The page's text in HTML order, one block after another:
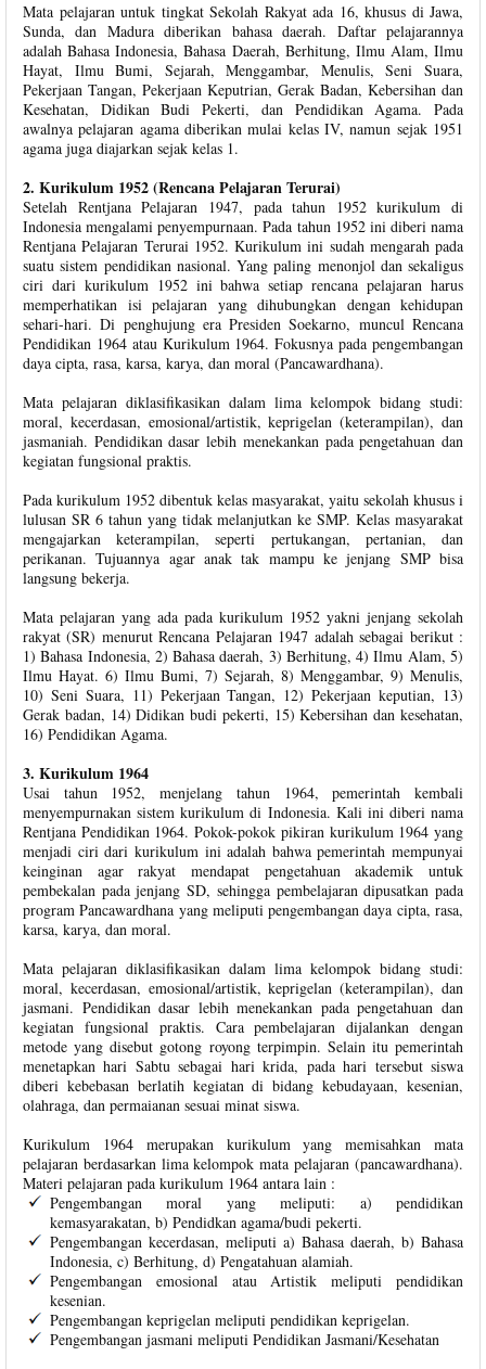
Mata pelajaran untuk tingkat Sekolah Rakyat ada 16, khusus di Jawa,
Sunda, dan Madura diberikan bahasa daerah. Daftar pelajarannya
adalah Bahasa Indonesia, Bahasa Daerah, Berhitung, Ilmu Alam, Ilmu
Hayat, Ilmu Bumi, Sejarah, Menggambar, Menulis, Seni Suara,
Pekerjaan Tangan, Pekerjaan Keputrian, Gerak Badan, Kebersihan dan
Kesehatan, Didikan Budi Pekerti, dan Pendidikan Agama. Pada
awalnya pelajaran agama diberikan mulai kelas IV, namun sejak 1951
agama juga diajarkan sejak kelas 1.
2. Kurikulum 1952 (Rencana Pelajaran Terurai)
Setelah Rentjana Pelajaran 1947, pada tahun 1952 kurikulum di
Indonesia mengalami penyempurnaan. Pada tahun 1952 ini diberi nama
Rentjana Pelajaran Terurai 1952. Kurikulum ini sudah mengarah pada
suatu sistem pendidikan nasional. Yang paling menonjol dan sekaligus
ciri dari kurikulum 1952 ini bahwa setiap rencana pelajaran harus
memperhatikan isi pelajaran yang dihubungkan dengan kehidupan
sehari-hari. Di penghujung era Presiden Soekarno, muncul Rencana
Pendidikan 1964 atau Kurikulum 1964. Fokusnya pada pengembangan
daya cipta, rasa, karsa, karya, dan moral (Pancawardhana).
Mata pelajaran diklasifikasikan dalam lima kelompok bidang studi:
moral, kecerdasan, emosional/artistik, keprigelan (keterampilan), dan
jasmaniah. Pendidikan dasar lebih menekankan pada pengetahuan dan
kegiatan fungsional praktis.
Pada kurikulum 1952 dibentuk kelas masyarakat, yaitu sekolah khusus i
lulusan SR 6 tahun yang tidak melanjutkan ke SMP. Kelas masyarakat
mengajarkan keterampilan, seperti pertukangan, pertanian, dan
perikanan. Tujuannya agar anak tak mampu ke jenjang SMP bisa
langsung bekerja.
Mata pelajaran yang ada pada kurikulum 1952 yakni jenjang sekolah
rakyat (SR) menurut Rencana Pelajaran 1947 adalah sebagai berikut :
1) Bahasa Indonesia, 2) Bahasa daerah, 3) Berhitung, 4) Ilmu Alam, 5)
Ilmu Hayat. 6) Ilmu Bumi, 7) Sejarah, 8) Menggambar, 9) Menulis,
10) Seni Suara, 11) Pekerjaan Tangan, 12) Pekerjaan keputian, 13)
Gerak badan, 14) Didikan budi pekerti, 15) Kebersihan dan kesehatan,
16) Pendidikan Agama.
3. Kurikulum 1964
Usai tahun 1952, menjelang tahun 1964, pemerintah kembali
menyempurnakan sistem kurikulum di Indonesia. Kali ini diberi nama
Rentjana Pendidikan 1964. Pokok-pokok pikiran kurikulum 1964 yang
menjadi ciri dari kurikulum ini adalah bahwa pemerintah mempunyai
keinginan agar rakyat mendapat pengetahuan akademik untuk
pembekalan pada jenjang SD, sehingga pembelajaran dipusatkan pada
program Pancawardhana yang meliputi pengembangan daya cipta, rasa,
karsa, karya, dan moral.
Mata pelajaran diklasifikasikan dalam lima kelompok bidang studi:
moral, kecerdasan, emosional/artistik, keprigelan (keterampilan), dan
jasmani. Pendidikan dasar lebih menekankan pada pengetahuan dan
kegiatan fungsional praktis. Cara pembelajaran dijalankan dengan
metode yang disebut gotong royong terpimpin. Selain itu pemerintah
menetapkan hari Sabtu sebagai hari krida, pada hari tersebut siswa
diberi kebebasan berlatih kegiatan di bidang kebudayaan, kesenian,
olahraga, dan permaianan sesuai minat siswa.
Kurikulum 1964 merupakan kurikulum yang memisahkan mata
pelajaran berdasarkan lima kelompok mata pelajaran (pancawardhana).
Materi pelajaran pada kurikulum 1964 antara lain :
Pengembangan moral yang meliputi: a) pendidikan
kemasyarakatan, b) Pendidkan agama/budi pekerti.
Pengembangan kecerdasan, meliputi a) Bahasa daerah, b) Bahasa
Indonesia, c) Berhitung, d) Pengatahuan alamiah.
Pengembangan emosional atau Artistik meliputi pendidikan
kesenian.
Pengembangan keprigelan meliputi pendidikan keprigelan.
Pengembangan jasmani meliputi Pendidikan Jasmani/Kesehatan